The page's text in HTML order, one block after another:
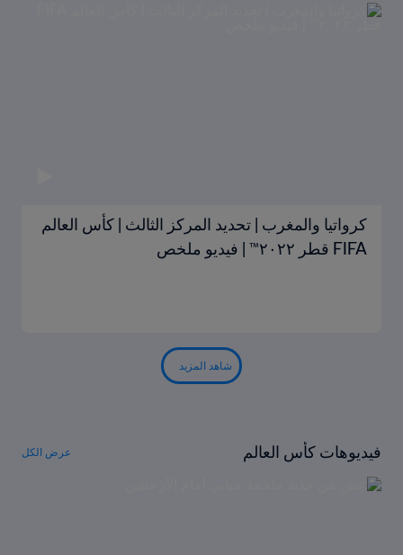
كرواتيا والمغرب | تحديد المركز الثالث | كأس العالم
FIFA قطر ٢٠٢٢™ | فيديو ملخص
شاهد المزيد
فيديوهات كأس العالم عرض الكل